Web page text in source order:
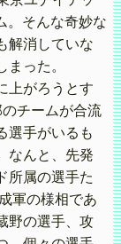
。そんな奇妙な
解消していな
った。
上がろうとす
チームが合流
選手がいるも
なんと、先発
所属の選手た
軍の様相であ
野の選手、攻